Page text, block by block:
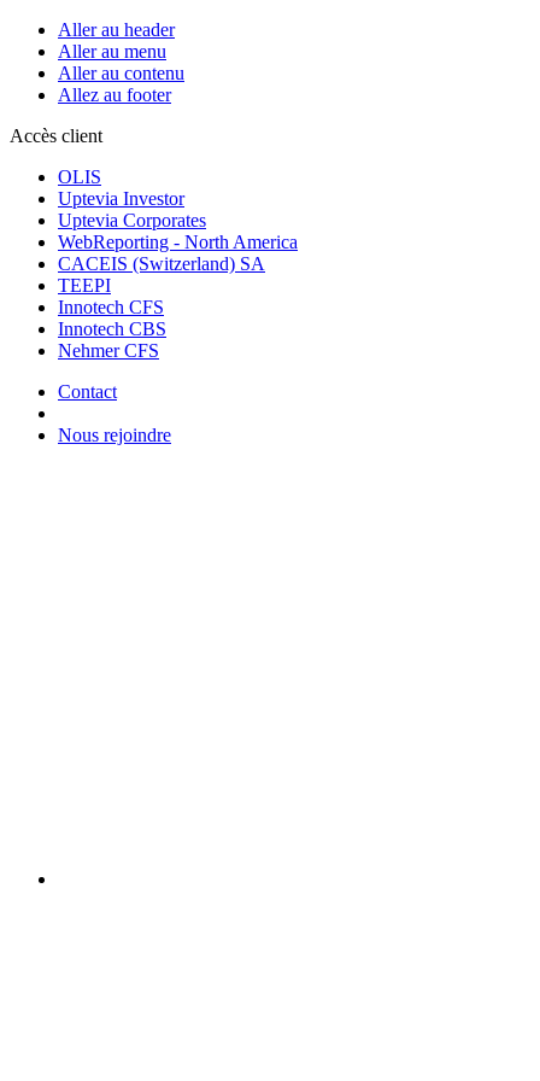
Aller au header
Aller au menu
Aller au contenu
Allez au footer
Accès client
OLIS
Uptevia Investor
Uptevia Corporates
WebReporting - North America
CACEIS (Switzerland) SA
TEEPI
Innotech CFS
Innotech CBS
Nehmer CFS
Contact
Nous rejoindre